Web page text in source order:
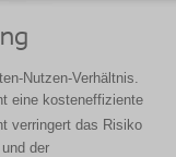
Nutzen-Verhältnis.
eine kosteneffiziente
verringert das Risiko
der